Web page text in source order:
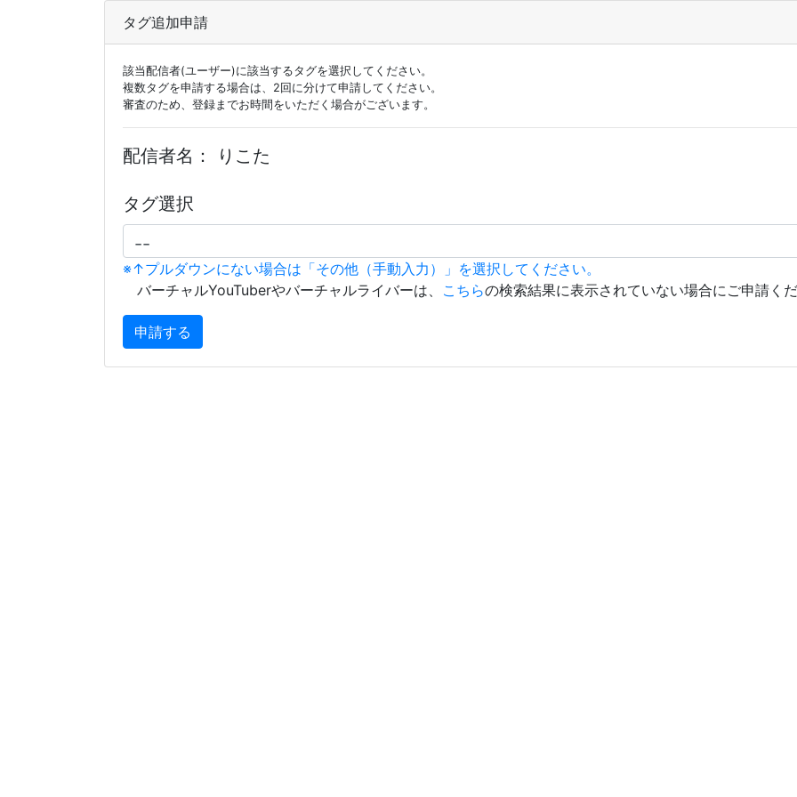
タグ追加申請
該当配信者(ユーザー)に該当するタグを選択してください。
複数タグを申請する場合は、2回に分けて申請してください。
審査のため、登録までお時間をいただく場合がございます。
配信者名： りこた
タグ選択
※↑プルダウンにない場合は「その他（手動入力）」を選択してください。
バーチャルYouTuberやバーチャルライバーは、 こちらの検索結果に表示されていない場合にご申請く
申請する